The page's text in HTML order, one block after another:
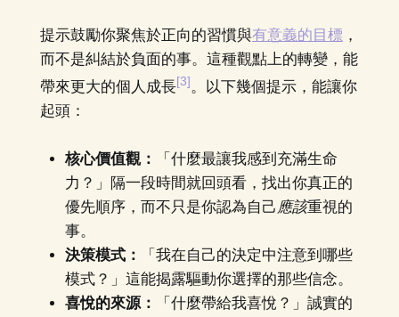
提示鼓勵你聚焦於正向的習慣與有意義的目標 ，
而不是糾結於負面的事。這種觀點上的轉變，能
帶來更大的個人成長[3]。以下幾個提示，能讓你
起頭：
核心價值觀：
「什麼最讓我感到充滿生命
力？」隔一段時間就回頭看，找出你真正的
優先順序，而不只是你認為自己 應該重視的
事。
決策模式：
「我在自己的決定中注意到哪些
模式？」這能揭露驅動你選擇的那些信念。
喜悅的來源：
「什麼帶給我喜悅？」誠實的